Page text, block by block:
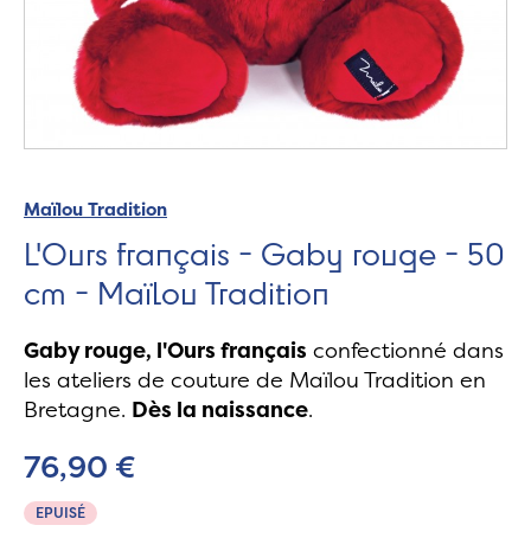
Maïlou Tradition
L'Ours français - Gaby rouge - 50
cm - Maïlou Tradition
Gaby rouge, l'Ours français confectionné dans
les ateliers de couture de Maïlou Tradition en
Bretagne. Dès la naissance.
EPUISÉ
76,90 €